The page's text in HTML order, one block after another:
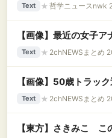
Text ★ 哲学ニュース
【画像】最近の女子
Text ★ 2chNEWSまとめ
【画像】50歳トラッ
Text ★ 2chNEWSまとめ
【東方】さきみこ こ